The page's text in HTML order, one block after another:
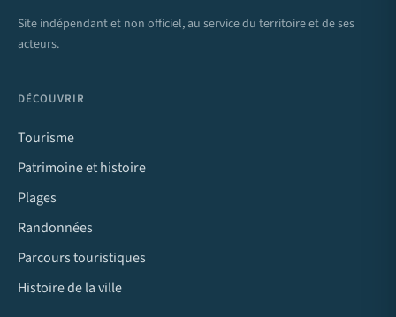
Site indépendant et non officiel, au service du territoire et de ses
acteurs.
DÉCOUVRIR
Tourisme
Patrimoine et histoire
Plages
Randonnées
Parcours touristiques
Histoire de la ville